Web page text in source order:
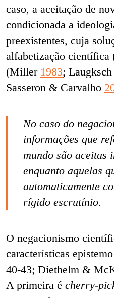
caso, a aceitação de
condicionada a
preexistentes, cuja
alfabetização científica
(Miller 1983; Laugksch
Sasseron & Carvalho
No caso do
informações que
mundo são aceitas
enquanto aquelas
automaticamente
rígido escrutínio.
O negacionismo
características
40-43; Diethelm &
A primeira é cherry-